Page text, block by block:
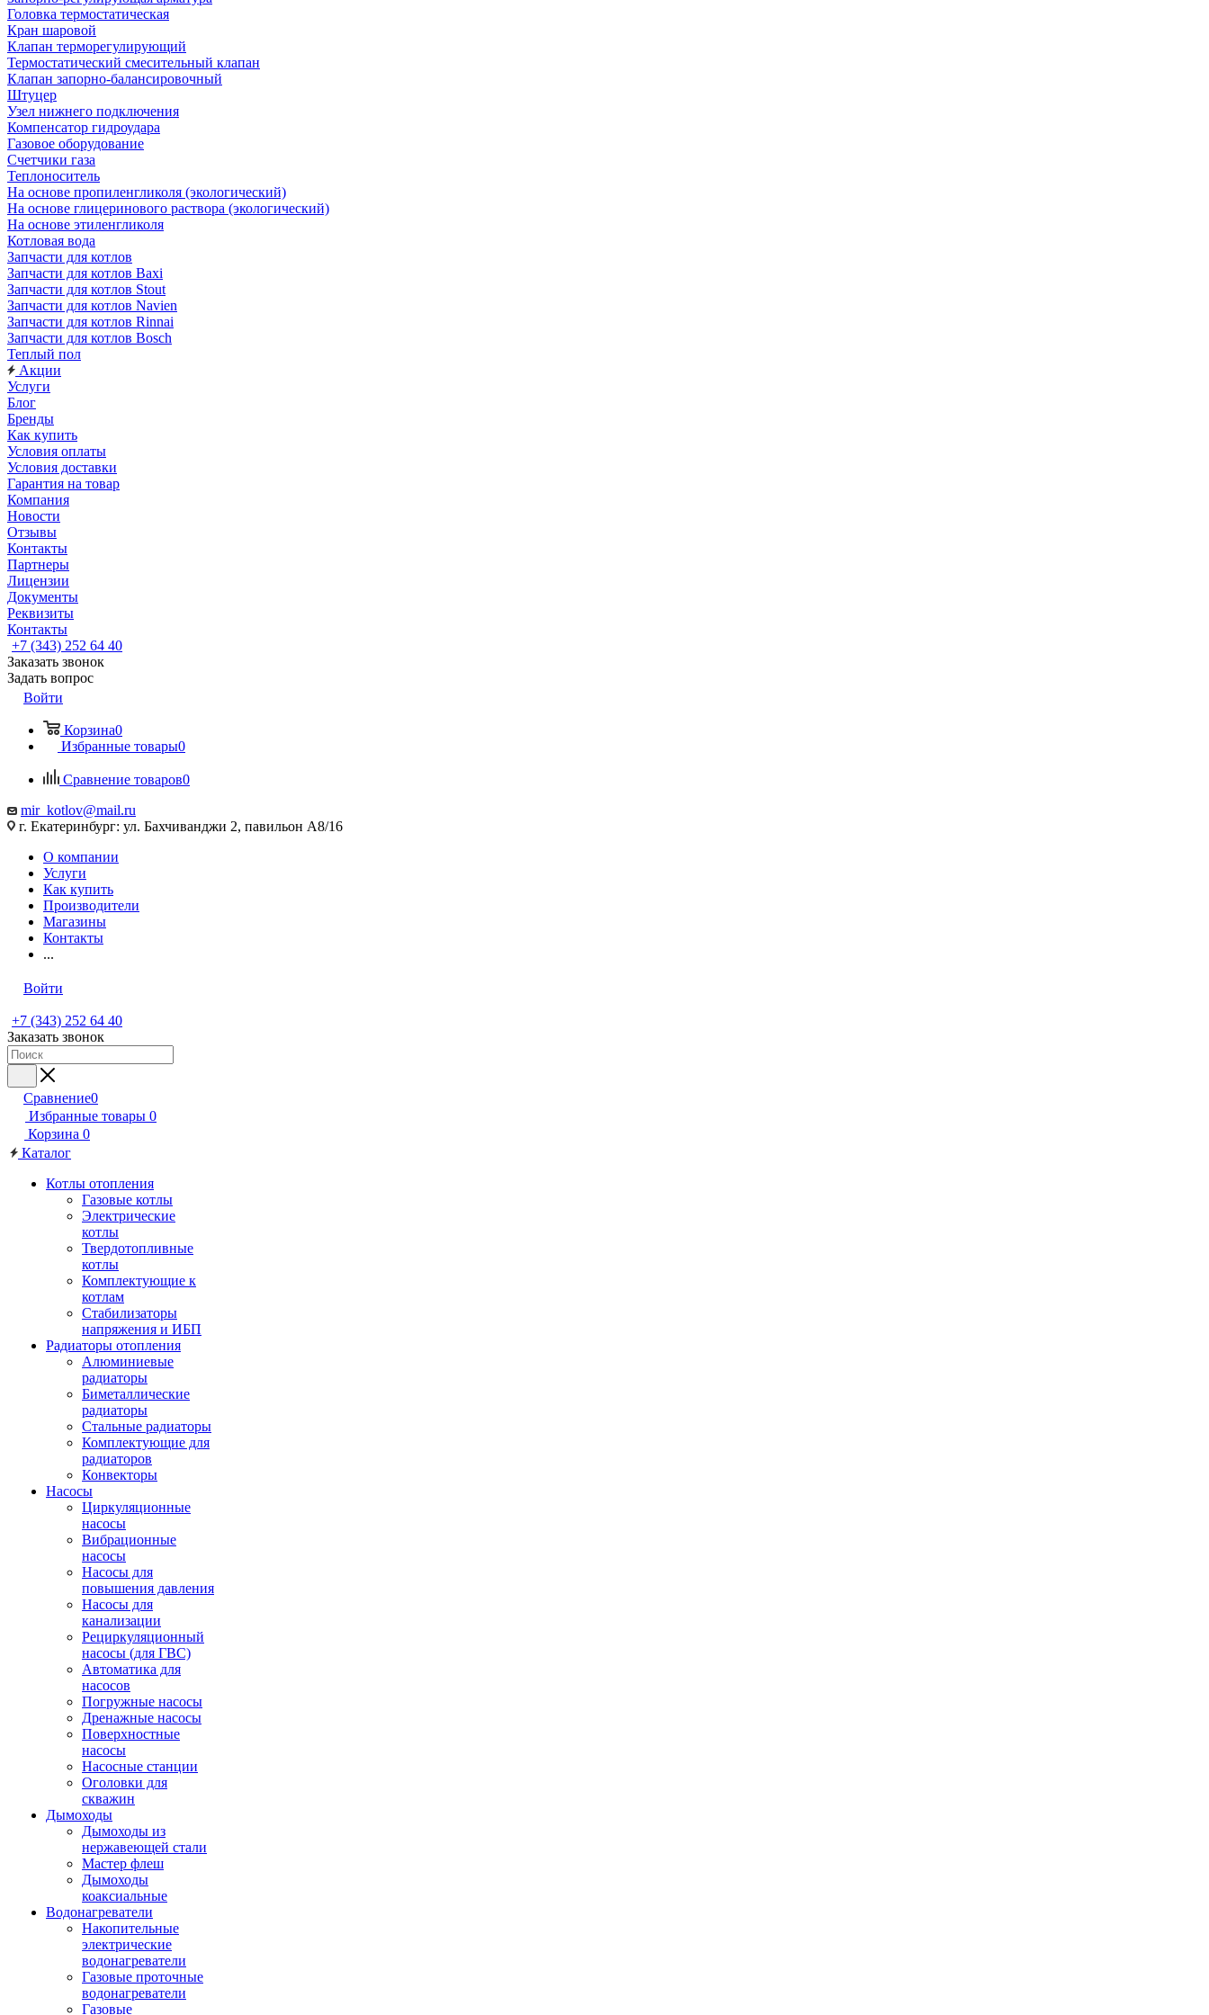
Головка термостатическая
Кран шаровой
Клапан терморегулирующий
Термостатический смесительный клапан
Клапан запорно-балансировочный
Штуцер
Узел нижнего подключения
Компенсатор гидроудара
Газовое оборудование
Счетчики газа
Теплоноситель
На основе пропиленгликоля (экологический)
На основе глицеринового раствора (экологический)
На основе этиленгликоля
Котловая вода
Запчасти для котлов
Запчасти для котлов Baxi
Запчасти для котлов Stout
Запчасти для котлов Navien
Запчасти для котлов Rinnai
Запчасти для котлов Bosch
Теплый пол
Акции
Услуги
Блог
Бренды
Как купить
Условия оплаты
Условия доставки
Гарантия на товар
Компания
Новости
Отзывы
Контакты
Партнеры
Лицензии
Документы
Реквизиты
Контакты
+7 (343) 252 64 40
Заказать звонок
Задать вопрос
Войти
Корзина0
Избранные товары0
Сравнение товаров0
mir_kotlov@mail.ru
г. Екатеринбург: ул. Бахчиванджи 2, павильон А8/16
О компании
Услуги
Как купить
Производители
Магазины
Контакты
...
Войти
+7 (343) 252 64 40
Заказать звонок
Сравнение0
Избранные товары 0
Корзина 0
Каталог
Котлы отопления
Газовые котлы
Электрические
котлы
Твердотопливные
котлы
Комплектующие к
котлам
Стабилизаторы
напряжения и ИБП
Радиаторы отопления
Алюминиевые
радиаторы
Биметаллические
радиаторы
Стальные радиаторы
Комплектующие для
радиаторов
Конвекторы
Насосы
Циркуляционные
насосы
Вибрационные
насосы
Насосы для
повышения давления
Насосы для
канализации
Рециркуляционный
насосы (для ГВС)
Автоматика для
насосов
Погружные насосы
Дренажные насосы
Поверхностные
насосы
Насосные станции
Оголовки для
скважин
Дымоходы
Дымоходы из
нержавеющей стали
Мастер флеш
Дымоходы
коаксиальные
Водонагреватели
Накопительные
электрические
водонагреватели
Газовые проточные
водонагреватели
Газовые